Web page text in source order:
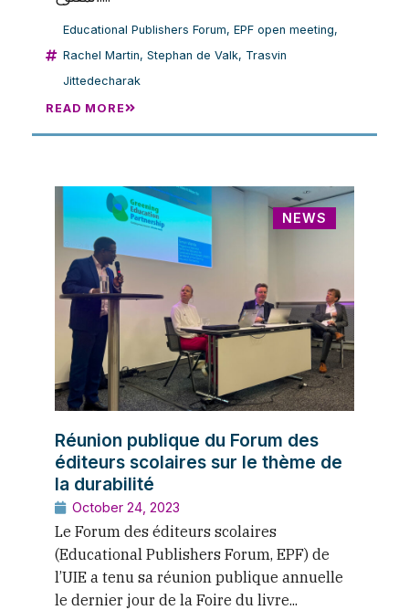
Educational Publishers Forum, EPF open meeting,
Rachel Martin, Stephan de Valk, Trasvin
Jittedecharak
READ MORE
NEWS
Réunion publique du Forum des
éditeurs scolaires sur le thème de
la durabilité
October 24, 2023
Le Forum des éditeurs scolaires
(Educational Publishers Forum, EPF) de
l’UIE a tenu sa réunion publique annuelle
le dernier jour de la Foire du livre...